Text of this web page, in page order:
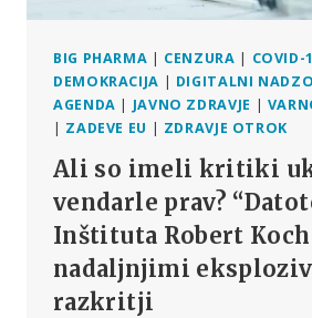
BIG PHARMA | CENZURA | COVID-
DEMOKRACIJA | DIGITALNI
AGENDA | JAVNO ZDRAVJE |
| ZADEVE EU | ZDRAVJE OTROK
Ali so imeli kritiki
vendarle prav?
Inštituta Robert Koch
nadaljnjimi
razkritji